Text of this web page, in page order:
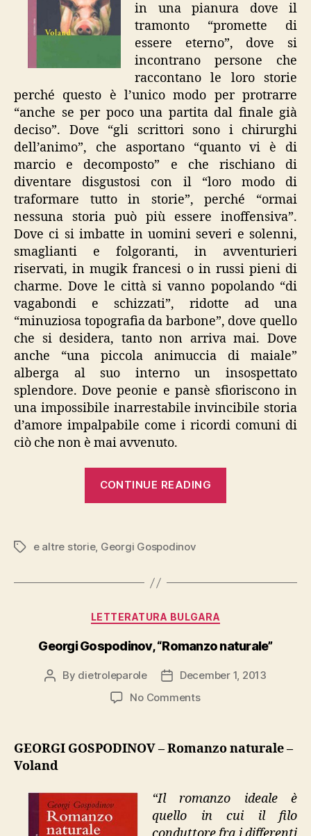
in una pianura dove il
tramonto “promette di
essere eterno”, dove si
incontrano persone che
raccontano le loro storie
perché questo è l’unico modo per protrarre
“anche se per poco una partita dal finale già
deciso”. Dove “gli scrittori sono i chirurghi
dell’animo”, che asportano “quanto vi è di
marcio e decomposto” e che rischiano di
diventare disgustosi con il “loro modo di
traformare tutto in storie”, perché “ormai
nessuna storia può più essere inoffensiva”.
Dove ci si imbatte in uomini severi e solenni,
smaglianti e folgoranti, in avventurieri
riservati, in mugik francesi o in russi pieni di
charme. Dove le città si vanno popolando “di
vagabondi e schizzati”, ridotte ad una
“minuziosa topografia da barbone”, dove quello
che si desidera, tanto non arriva mai. Dove
anche “una piccola animuccia di maiale”
alberga al suo interno un insospettato
splendore. Dove peonie e pansè sfioriscono in
una impossibile inarrestabile invincibile storia
d’amore impalpabile come i ricordi comuni di
ciò che non è mai avvenuto.
CONTINUE READING
Tagse altre storie, Georgi Gospodinov
Categories
LETTERATURA BULGARA
Georgi Gospodinov, “Romanzo naturale”
Post
By dietroleparole
PostDecember 1, 2013
No Commentson
“Romanzo
GEORGI GOSPODINOV – Romanzo naturale –
Voland
“Il romanzo ideale è
quello in cui il filo